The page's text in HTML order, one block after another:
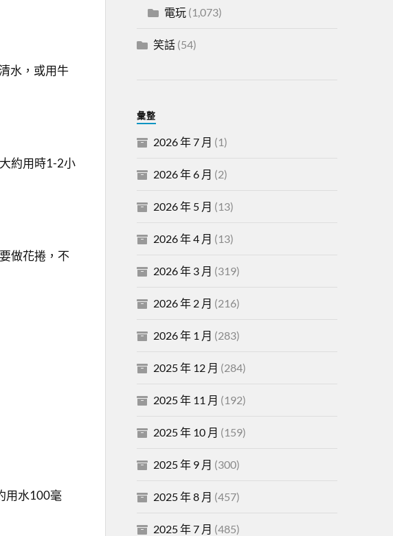
水，或用牛
約用時1-2小
做花捲，不
用水100毫
電玩(1,073)
笑話(54)
彙整
2026 年 7 月 (1)
2026 年 6 月 (2)
2026 年 5 月 (13)
2026 年 4 月 (13)
2026 年 3 月 (319)
2026 年 2 月 (216)
2026 年 1 月 (283)
2025 年 12 月 (284)
2025 年 11 月 (192)
2025 年 10 月 (159)
2025 年 9 月 (300)
2025 年 8 月 (457)
2025 年 7 月 (485)